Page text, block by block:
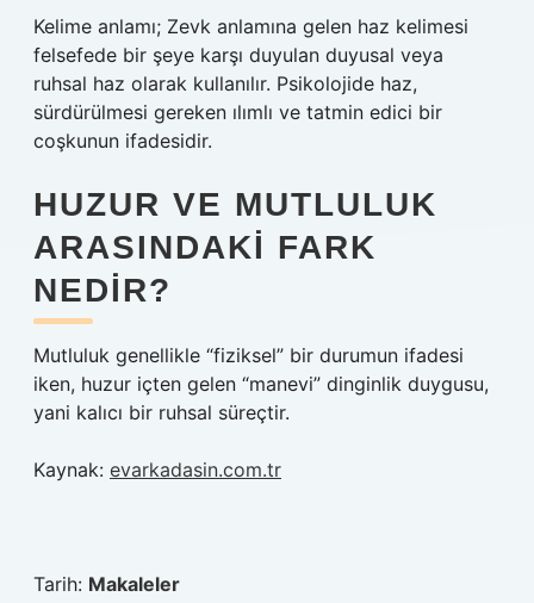
Kelime anlamı; Zevk anlamına gelen haz kelimesi
felsefede bir şeye karşı duyulan duyusal veya
ruhsal haz olarak kullanılır. Psikolojide haz,
sürdürülmesi gereken ılımlı ve tatmin edici bir
coşkunun ifadesidir.
HUZUR VE MUTLULUK
ARASINDAKI FARK
NEDIR?
Mutluluk genellikle “fiziksel” bir durumun ifadesi
iken, huzur içten gelen “manevi” dinginlik duygusu,
yani kalıcı bir ruhsal süreçtir.
Kaynak: evarkadasin.com.tr
Tarih: Makaleler